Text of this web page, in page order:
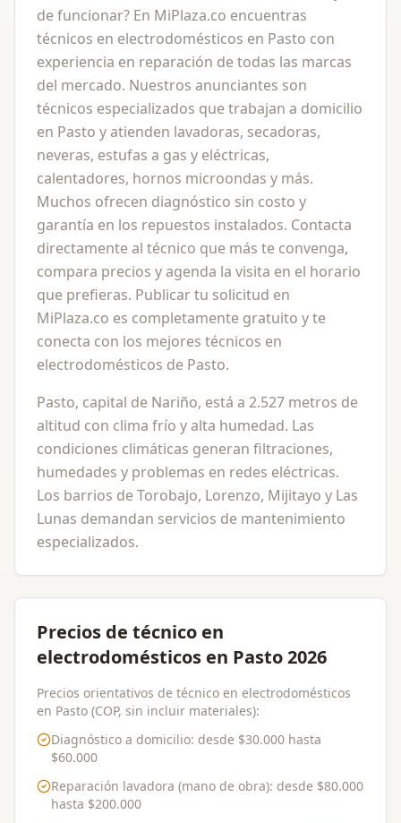
de funcionar? En MiPlaza.co encuentras
técnicos en electrodomésticos en Pasto con
experiencia en reparación de todas las marcas
del mercado. Nuestros anunciantes son
técnicos especializados que trabajan a domicilio
en Pasto y atienden lavadoras, secadoras,
neveras, estufas a gas y eléctricas,
calentadores, hornos microondas y más.
Muchos ofrecen diagnóstico sin costo y
garantía en los repuestos instalados. Contacta
directamente al técnico que más te convenga,
compara precios y agenda la visita en el horario
que prefieras. Publicar tu solicitud en
MiPlaza.co es completamente gratuito y te
conecta con los mejores técnicos en
electrodomésticos de Pasto.
Pasto, capital de Nariño, está a 2.527 metros de
altitud con clima frío y alta humedad. Las
condiciones climáticas generan filtraciones,
humedades y problemas en redes eléctricas.
Los barrios de Torobajo, Lorenzo, Mijitayo y Las
Lunas demandan servicios de mantenimiento
especializados.
Precios de técnico en
electrodomésticos en Pasto 2026
Precios orientativos de técnico en electrodomésticos
en Pasto (COP, sin incluir materiales):
Diagnóstico a domicilio: desde $30.000 hasta
$60.000
Reparación lavadora (mano de obra): desde $80.000
hasta $200.000